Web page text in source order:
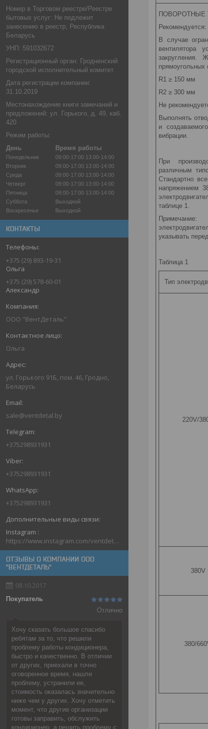
Номер в Торговом реестре/Реестре
бытовых услуг: Не подлежит
занесению в реестр, Республика
Беларусь
УНП: 591032672
Регистрационный орган: Гродненский
городской исполнительный комитет
Дата регистрации компании:
31.10.2019
Местонахождение книги замечаний и
предложений: ул. Горького, д. 49, каб.
420
Режим работы:
День
Время работы
Понедельник 09:00-17:00 13:00-14:00
Вторник
09:00-17:00 13:00-14:00
Среда
09:00-17:00 13:00-14:00
Четверг
09:00-17:00 13:00-14:00
Пятница
09:00-17:00 13:00-14:00
Суббота
Выходной
Воскресенье
Выходной
КОНТАКТЫ
+375 (29) 893-19-31
Ольга
+375 (29) 578-60-01
Александр
ООО "ВентДеталь"
Ольга
ул. Горького 91Б, пом. 46, Гродно,
Беларусь
sale@ventdetal.by
+375298931931
+375298931931
+375298931931
Instagram
https://www.instagram.com/ventdetal_grodno/
ОТЗЫВЫ О КОМПАНИИ ООО
"ВЕНТДЕТАЛЬ"
08.10.2017
Покупатель
Отлично
Хочу сказать большое спасибо
ребятам за то, что решили
проблему работы кондиционера,
быстро и качественно. В отличии
от других, приехали в точно
оговоренное время, нашли
проблему, устранили ее,
стоимость оказалась значительно
ниже чем у других. Хочу отметить
момент, что другие организации
готовы заправить, обслужить
кондиционер, а решить проблему с
ПОВОРОТНЫЕ
Рекомендуется:
В случае
вентилятора
закругления.
прямоугольных
R1 ≥ 150 мм
R2 ≥ 300 мм
Не
Выполнять
и
вибрации.
При
различным
Стандартно
напряжением
таблице 1.
Примечание:
указывать
Таблица 1
Тип
220V/
380V
380/